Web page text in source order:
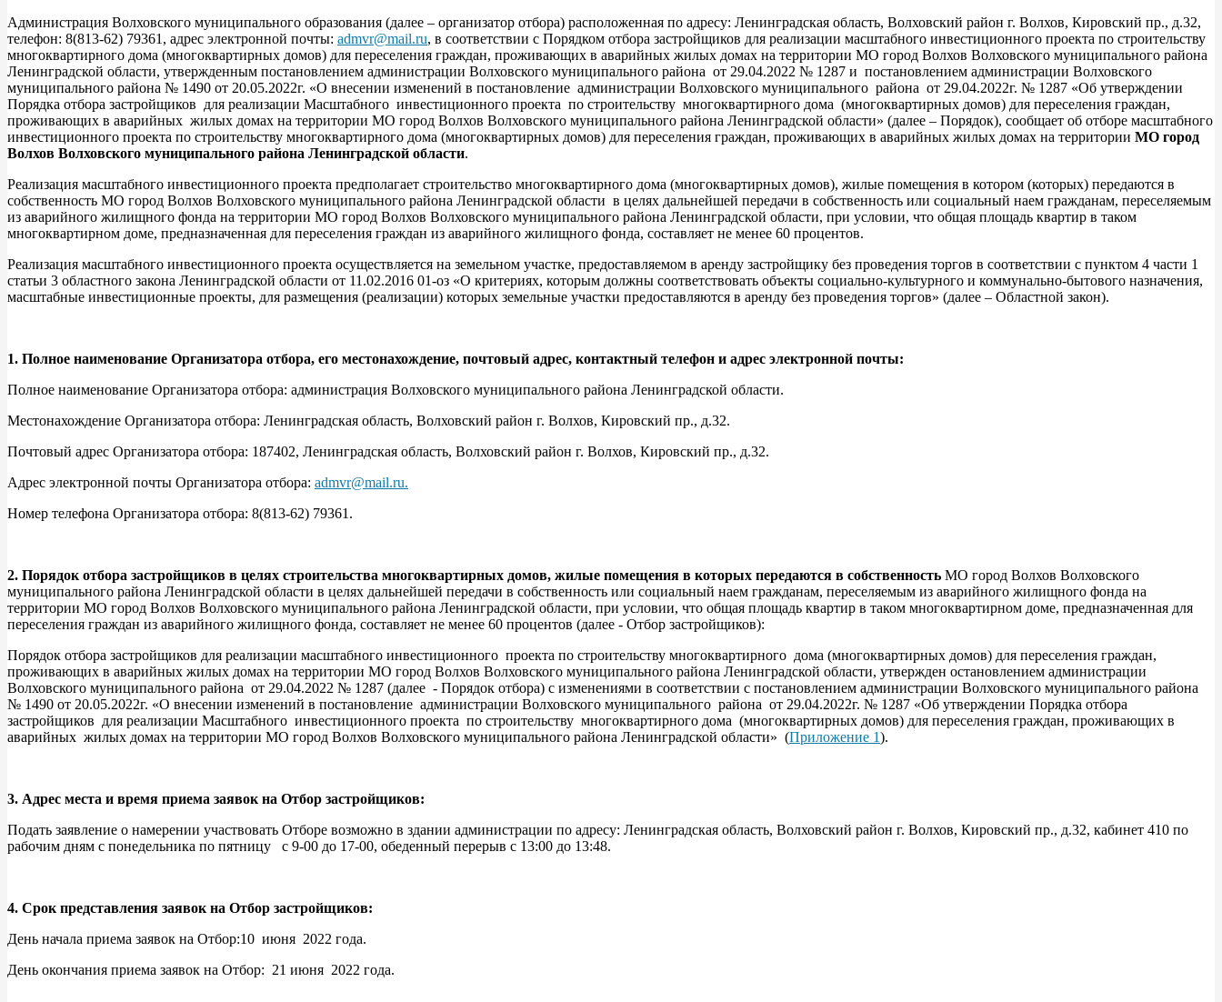
Администрация Волховского муниципального образования (далее – организатор отбора) расположенная по адресу: Ленинградская область, Волховский район г. Волхов, Кировский пр., д.32,
телефон: 8(813-62) 79361, адрес электронной почты: admvr@mail.ru, в соответствии с Порядком отбора застройщиков для реализации масштабного инвестиционного проекта по строительству
многоквартирного дома (многоквартирных домов) для переселения граждан, проживающих в аварийных жилых домах на территории МО город Волхов Волховского муниципального района
Ленинградской области, утвержденным постановлением администрации Волховского муниципального района от 29.04.2022 № 1287 и постановлением администрации Волховского
муниципального района № 1490 от 20.05.2022г. «О внесении изменений в постановление администрации Волховского муниципального района от 29.04.2022г. № 1287 «Об утверждении
Порядка отбора застройщиков для реализации Масштабного инвестиционного проекта по строительству многоквартирного дома (многоквартирных домов) для переселения граждан,
проживающих в аварийных жилых домах на территории МО город Волхов Волховского муниципального района Ленинградской области» (далее – Порядок), сообщает об отборе масштабного
инвестиционного проекта по строительству многоквартирного дома (многоквартирных домов) для переселения граждан, проживающих в аварийных жилых домах на территории МО город
Волхов Волховского муниципального района Ленинградской области.
Реализация масштабного инвестиционного проекта предполагает строительство многоквартирного дома (многоквартирных домов), жилые помещения в котором (которых) передаются в
собственность МО город Волхов Волховского муниципального района Ленинградской области в целях дальнейшей передачи в собственность или социальный наем гражданам, переселяемым
из аварийного жилищного фонда на территории МО город Волхов Волховского муниципального района Ленинградской области, при условии, что общая площадь квартир в таком
многоквартирном доме, предназначенная для переселения граждан из аварийного жилищного фонда, составляет не менее 60 процентов.
Реализация масштабного инвестиционного проекта осуществляется на земельном участке, предоставляемом в аренду застройщику без проведения торгов в соответствии с пунктом 4 части 1
статьи 3 областного закона Ленинградской области от 11.02.2016 01-оз «О критериях, которым должны соответствовать объекты социально-культурного и коммунально-бытового назначения,
масштабные инвестиционные проекты, для размещения (реализации) которых земельные участки предоставляются в аренду без проведения торгов» (далее – Областной закон).
1. Полное наименование Организатора отбора, его местонахождение, почтовый адрес, контактный телефон и адрес электронной почты:
Полное наименование Организатора отбора: администрация Волховского муниципального района Ленинградской области.
Местонахождение Организатора отбора: Ленинградская область, Волховский район г. Волхов, Кировский пр., д.32.
Почтовый адрес Организатора отбора: 187402, Ленинградская область, Волховский район г. Волхов, Кировский пр., д.32.
Адрес электронной почты Организатора отбора: admvr@mail.ru.
Номер телефона Организатора отбора: 8(813-62) 79361.
2. Порядок отбора застройщиков в целях строительства многоквартирных домов, жилые помещения в которых передаются в собственность МО город Волхов Волховского
муниципального района Ленинградской области в целях дальнейшей передачи в собственность или социальный наем гражданам, переселяемым из аварийного жилищного фонда на
территории МО город Волхов Волховского муниципального района Ленинградской области, при условии, что общая площадь квартир в таком многоквартирном доме, предназначенная для
переселения граждан из аварийного жилищного фонда, составляет не менее 60 процентов (далее - Отбор застройщиков):
Порядок отбора застройщиков для реализации масштабного инвестиционного проекта по строительству многоквартирного дома (многоквартирных домов) для переселения граждан,
проживающих в аварийных жилых домах на территории МО город Волхов Волховского муниципального района Ленинградской области, утвержден остановлением администрации
Волховского муниципального района от 29.04.2022 № 1287 (далее - Порядок отбора) с изменениями в соответствии с постановлением администрации Волховского муниципального района
№ 1490 от 20.05.2022г. «О внесении изменений в постановление администрации Волховского муниципального района от 29.04.2022г. № 1287 «Об утверждении Порядка отбора
застройщиков для реализации Масштабного инвестиционного проекта по строительству многоквартирного дома (многоквартирных домов) для переселения граждан, проживающих в
аварийных жилых домах на территории МО город Волхов Волховского муниципального района Ленинградской области» (Приложение 1).
3. Адрес места и время приема заявок на Отбор застройщиков:
Подать заявление о намерении участвовать Отборе возможно в здании администрации по адресу: Ленинградская область, Волховский район г. Волхов, Кировский пр., д.32, кабинет 410 по
рабочим дням с понедельника по пятницу с 9-00 до 17-00, обеденный перерыв с 13:00 до 13:48.
4. Срок представления заявок на Отбор застройщиков:
День начала приема заявок на Отбор:10 июня 2022 года.
День окончания приема заявок на Отбор: 21 июня 2022 года.